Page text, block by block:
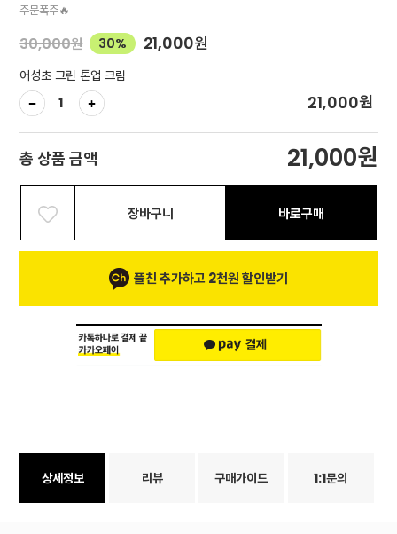
주문폭주🔥
30,000원 30% 21,000원
어성초 그린 톤업 크림
21,000원
총 상품 금액 21,000원
장바구니 바로구매
플친 추가하고 2천원 할인받기
상세정보 리뷰 구매가이드 1:1문의